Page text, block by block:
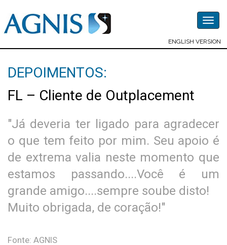
ENGLISH VERSION
DEPOIMENTOS:
FL – Cliente de Outplacement
"Já deveria ter ligado para agradecer
o que tem feito por mim. Seu apoio é
de extrema valia neste momento que
estamos passando....Você é um
grande amigo....sempre soube disto!
Muito obrigada, de coração!"
Fonte: AGNIS